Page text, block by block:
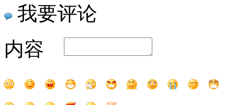
我要评论
内容